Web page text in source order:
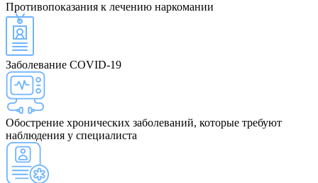
Противопоказания к лечению наркомании
Заболевание COVID-19
Обострение хронических заболеваний, которые требуют
наблюдения у специалиста